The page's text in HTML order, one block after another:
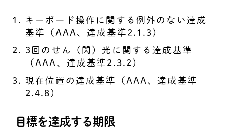
キーボード操作に関する例外のない達成
基準（AAA、達成基準2.1.3）
3回のせん（閃）光に関する達成基準
（AAA、達成基準2.3.2）
現在位置の達成基準（AAA、達成基準
2.4.8）
目標を達成する期限